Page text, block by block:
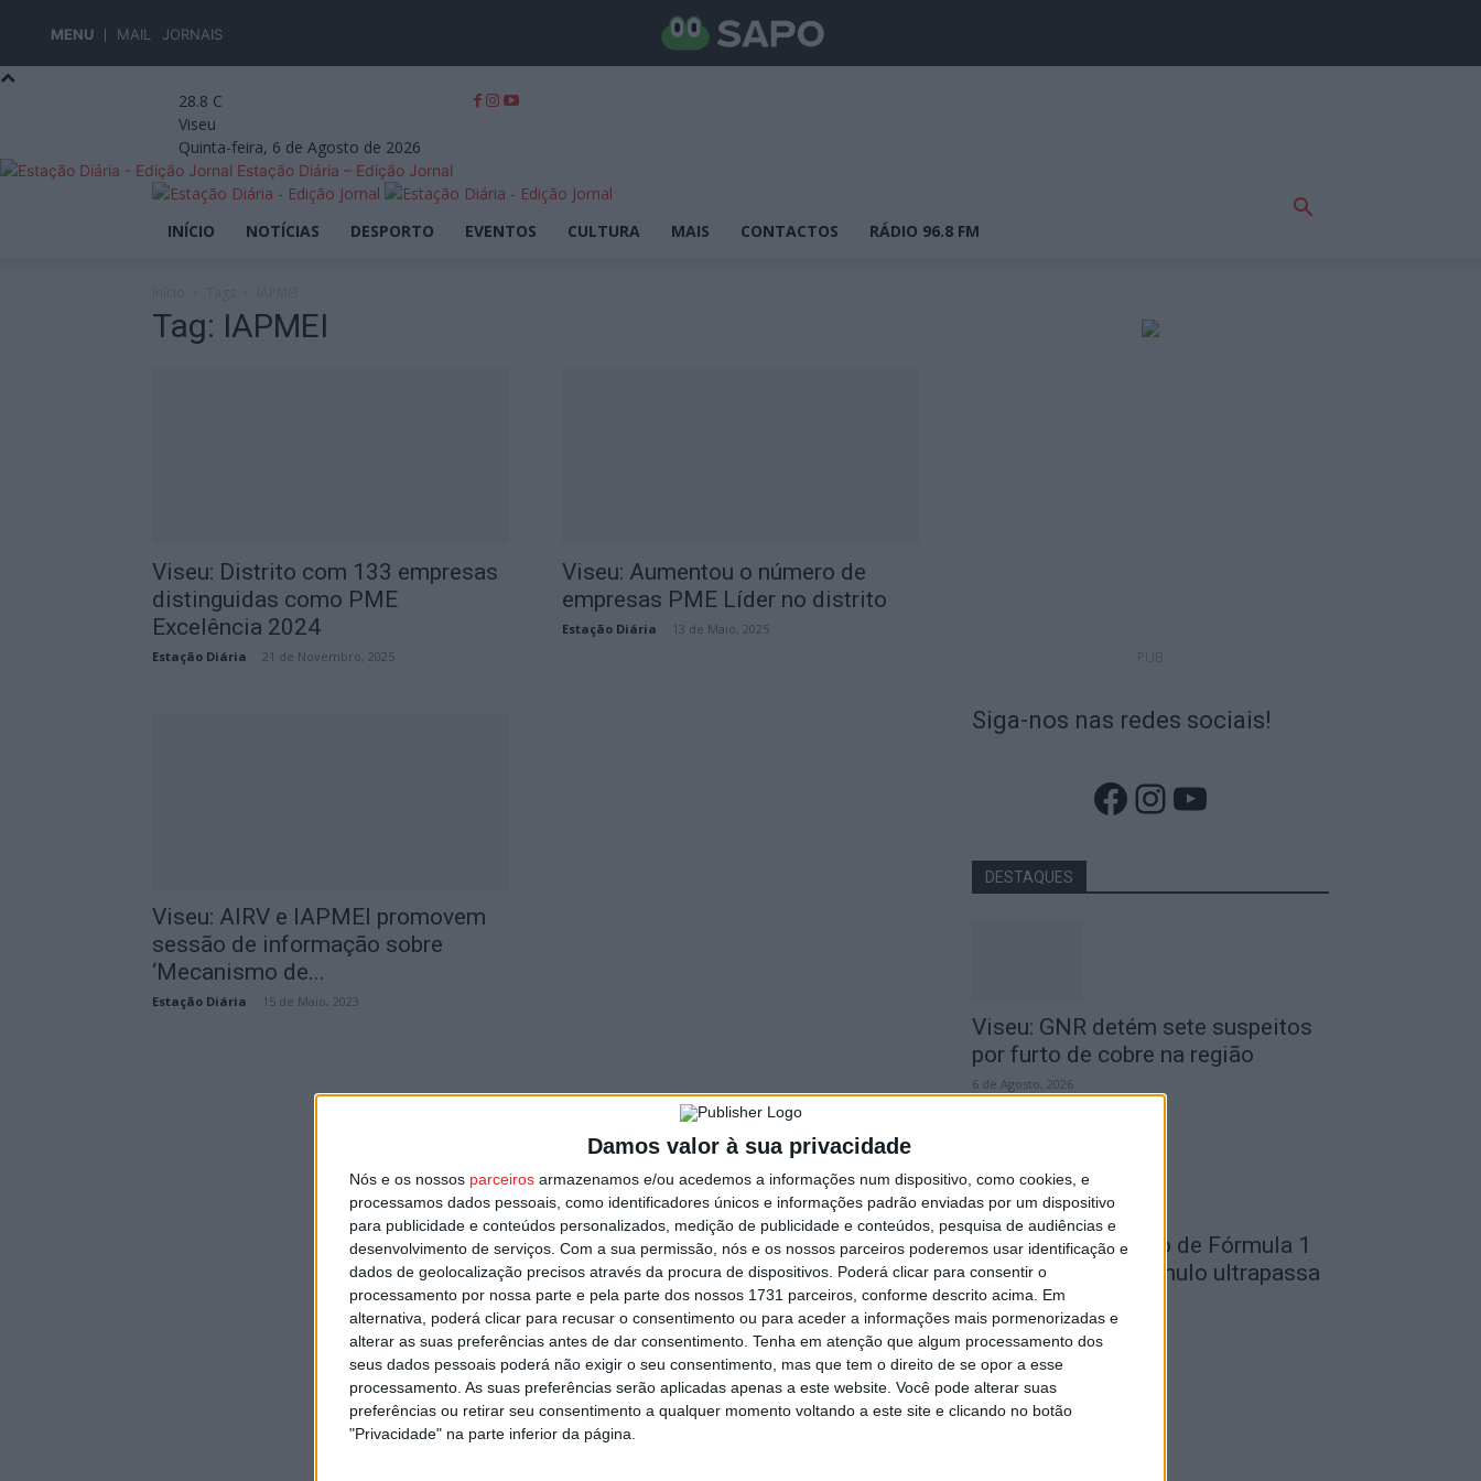
Damos valor à sua privacidade
Nós e os nossos parceiros armazenamos e/ou acedemos a informações num dispositivo, como cookies, e
processamos dados pessoais, como identificadores únicos e informações padrão enviadas por um dispositivo
para publicidade e conteúdos personalizados, medição de publicidade e conteúdos, pesquisa de audiências e
desenvolvimento de serviços. Com a sua permissão, nós e os nossos parceiros poderemos usar identificação e
dados de geolocalização precisos através da procura de dispositivos. Poderá clicar para consentir o
processamento por nossa parte e pela parte dos nossos 1731 parceiros, conforme descrito acima. Em
alternativa, poderá clicar para recusar o consentimento ou para aceder a informações mais pormenorizadas e
alterar as suas preferências antes de dar consentimento. Tenha em atenção que algum processamento dos
seus dados pessoais poderá não exigir o seu consentimento, mas que tem o direito de se opor a esse
processamento. As suas preferências serão aplicadas apenas a este website. Você pode alterar suas
preferências ou retirar seu consentimento a qualquer momento voltando a este site e clicando no botão
"Privacidade" na parte inferior da página.
MENU MAIL JORNAIS
28.8 C
Viseu
Quinta-feira, 6 de Agosto de 2026
Estação Diária – Edição Jornal
INÍCIO NOTÍCIAS DESPORTO EVENTOS CULTURA MAIS CONTACTOS RÁDIO 96.8 FM
Tag: IAPMEI
Viseu: Distrito com 133 empresas
distinguidas como PME
Excelência 2024
Estação Diária 21 de Novembro, 2025
Viseu: Aumentou o número de
empresas PME Líder no distrito
Estação Diária 13 de Maio, 2025
Viseu: AIRV e IAPMEI promovem
sessão de informação sobre
‘Mecanismo de...
Estação Diária 15 de Maio, 2023
Siga-nos nas redes sociais!
Facebook
Instagram
YouTube
DESTAQUES
Viseu: GNR detém sete suspeitos
por furto de cobre na região
6 de Agosto, 2026
Tondela: Exposição de Fórmula 1
no Museu do Caramulo ultrapassa
os...
6 de Agosto, 2026